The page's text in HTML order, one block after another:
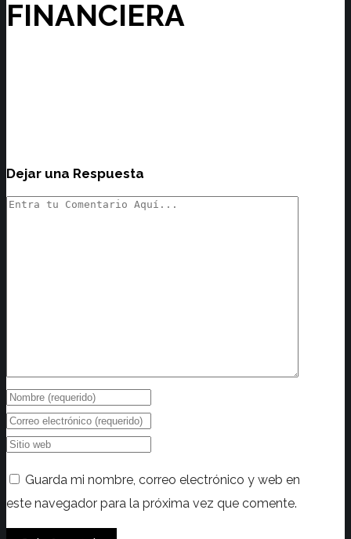
FINANCIERA
Dejar una Respuesta
Guarda mi nombre, correo electrónico y web en
este navegador para la próxima vez que comente.